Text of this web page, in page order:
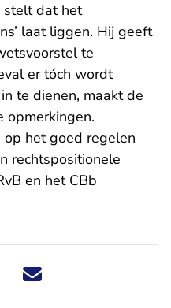
stelt dat het
laat liggen. Hij geeft
te
er tóch wordt
te dienen, maakt de
opmerkingen.
het goed regelen
rechtspositionele
en het CBb
dit nieuwsbericht via X -
Deel dit nieuwsbericht via
Deel dit nieuwsbericht
Deel dit